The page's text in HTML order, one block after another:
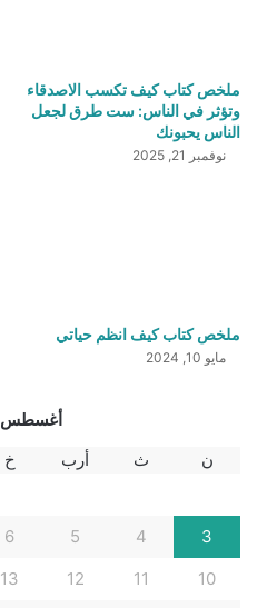
ملخص كتاب كيف تكسب الاصدقاء
وتؤثر في الناس: ست طرق لجعل
الناس يحبونك
نوفمبر 21, 2025
ملخص كتاب كيف انظم حياتي
مايو 10, 2024
أغسطس 2026
ن
ث أرب خ
3
4
5
6
10
11
12
13